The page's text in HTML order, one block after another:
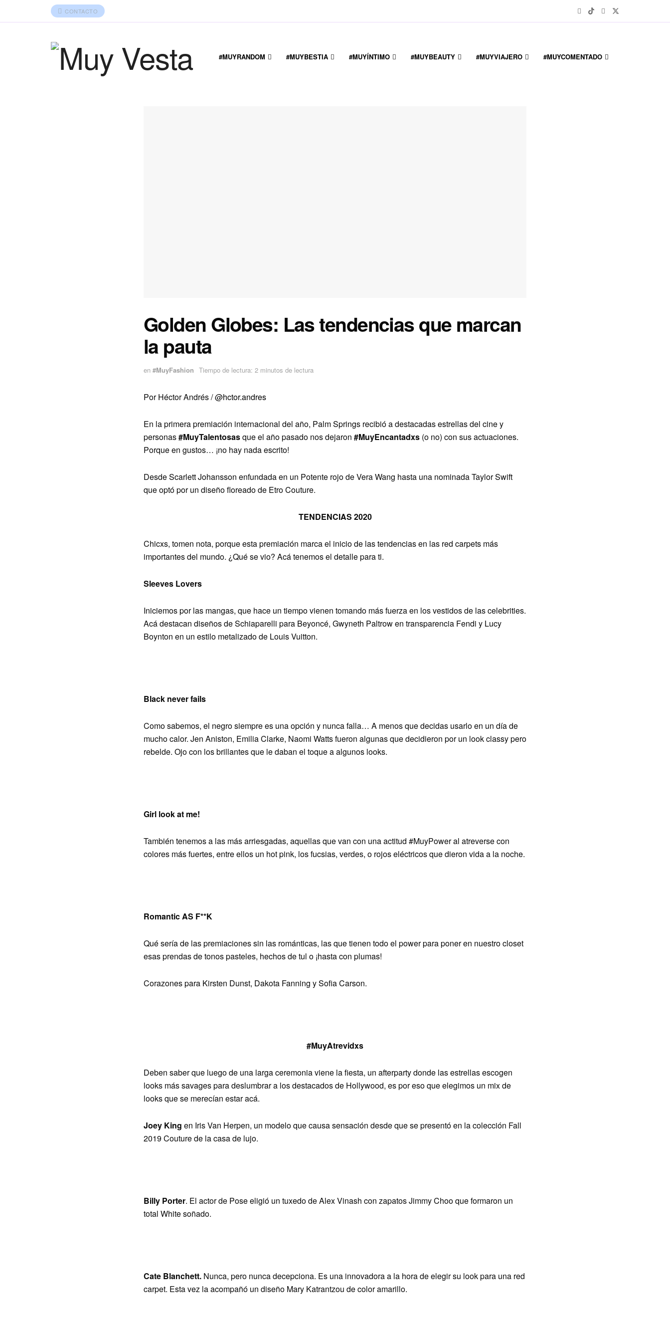
CONTACTO
#MUYRANDOM #MUYBESTIA #MUYÍNTIMO #MUYBEAUTY #MUYVIAJERO #MUYCOMENTADO
Golden Globes: Las tendencias que marcan
la pauta
en #MuyFashion Tiempo de lectura: 2 minutos de lectura
Por Héctor Andrés /@hctor.andres
En la primera premiación internacional del año, Palm Springs recibió a destacadas estrellas del cine y
personas#MuyTalentosasque el año pasado nos dejaron #MuyEncantadxs (o no) con sus actuaciones.
Porque en gustos… ¡no hay nada escrito!
Desde Scarlett Johansson enfundada en un Potente rojo de Vera Wang hasta una nominada Taylor Swift
que optó por un diseño floreado de Etro Couture.
TENDENCIAS 2020
Chicxs, tomen nota, porque esta premiación marca el inicio de las tendencias en las red carpets más
importantes del mundo. ¿Qué se vio? Acá tenemos el detalle para ti.
Sleeves Lovers
Iniciemos por las mangas, que hace un tiempo vienen tomando más fuerza en los vestidos de las celebrities.
Acá destacan diseños de Schiaparelli para Beyoncé, Gwyneth Paltrow en transparencia Fendi y Lucy
Boynton en un estilo metalizado de Louis Vuitton.
Black never fails
Como sabemos, el negro siempre es una opción y nunca falla… A menos que decidas usarlo en un día de
mucho calor. Jen Aniston, Emilia Clarke, Naomi Watts fueron algunas que decidieron por un look classy pero
rebelde. Ojo con los brillantes que le daban el toque a algunos looks.
Girl look at me!
También tenemos a las más arriesgadas, aquellas que van con una actitud #MuyPower al atreverse con
colores más fuertes, entre ellos un hot pink, los fucsias, verdes, o rojos eléctricos que dieron vida a la noche.
Romantic AS F**K
Qué sería de las premiaciones sin las románticas, las que tienen todo el power para poner en nuestro closet
esas prendas de tonos pasteles, hechos de tul o ¡hasta con plumas!
Corazones para Kirsten Dunst, Dakota Fanning y Sofia Carson.
#MuyAtrevidxs
Deben saber que luego de una larga ceremonia viene la fiesta, un afterparty donde las estrellas escogen
looks más savages para deslumbrar a los destacados de Hollywood, es por eso que elegimos un mix de
looks que se merecían estar acá.
Joey King en Iris Van Herpen, un modelo que causa sensación desde que se presentó en la colección Fall
2019 Couture de la casa de lujo.
Billy Porter. El actor de Pose eligió un tuxedo de Alex Vinash con zapatos Jimmy Choo que formaron un
total White soñado.
Cate Blanchett. Nunca, pero nunca decepciona. Es una innovadora a la hora de elegir su look para una red
carpet. Esta vez la acompañó un diseño Mary Katrantzou de color amarillo.